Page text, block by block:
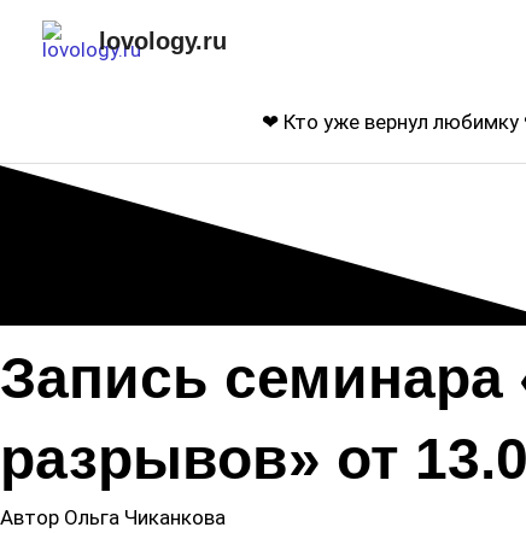
Перейти
lovology.ru
❤ Кто уже вернул
Запись семинара
разрывов» от
Автор Ольга Чиканкова